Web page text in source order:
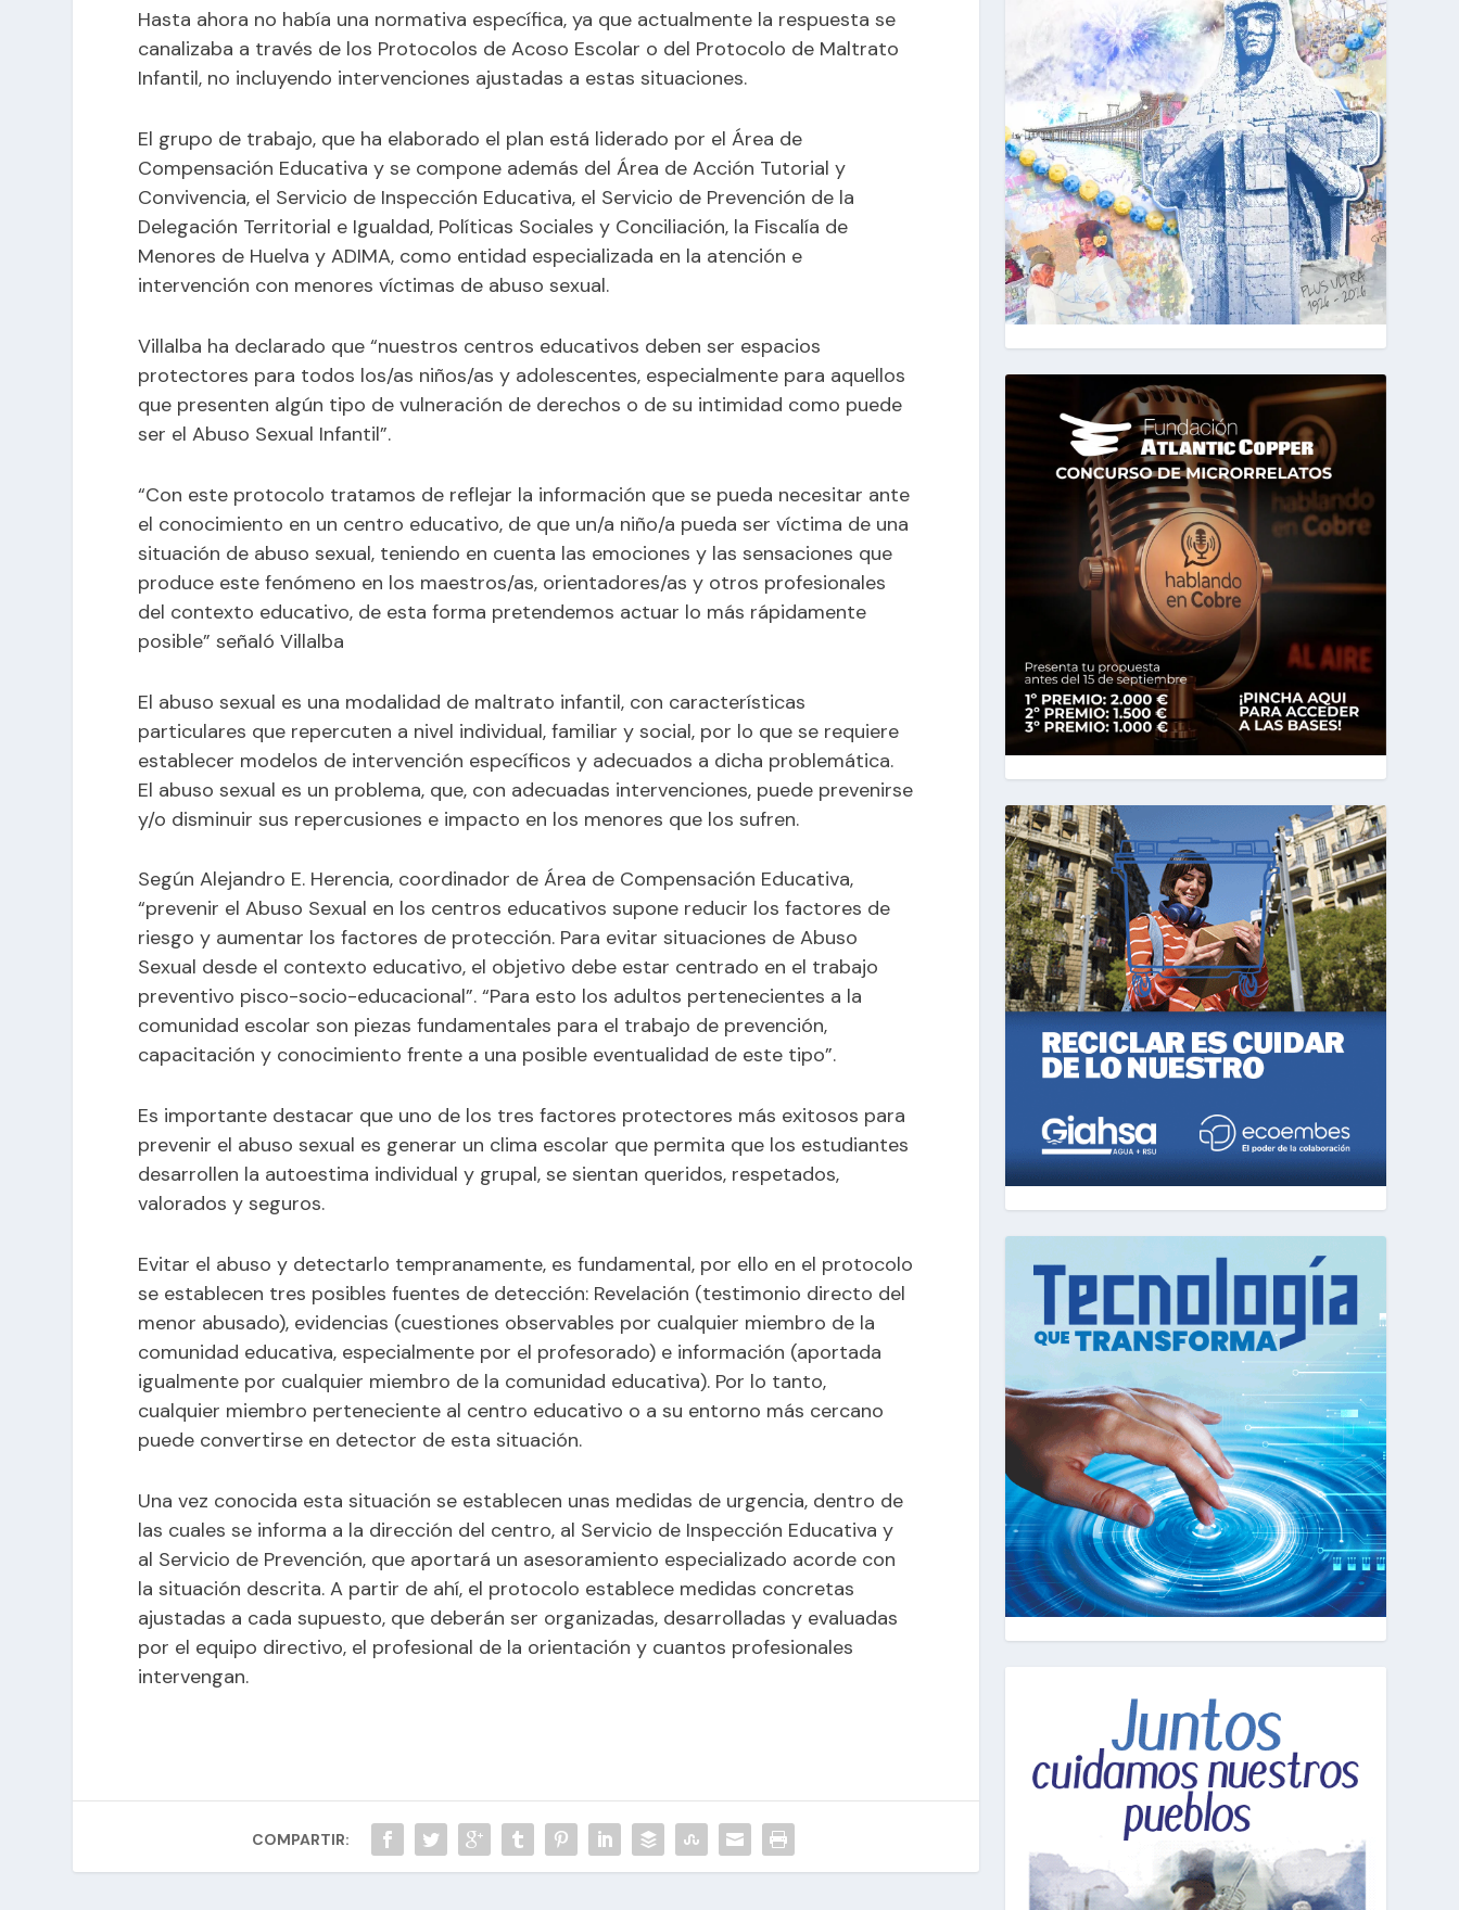
Hasta ahora no había una normativa específica, ya que actualmente la respuesta se
canalizaba a través de los Protocolos de Acoso Escolar o del Protocolo de Maltrato
Infantil, no incluyendo intervenciones ajustadas a estas situaciones.
El grupo de trabajo, que ha elaborado el plan está liderado por el Área de
Compensación Educativa y se compone además del Área de Acción Tutorial y
Convivencia, el Servicio de Inspección Educativa, el Servicio de Prevención de la
Delegación Territorial e Igualdad, Políticas Sociales y Conciliación, la Fiscalía de
Menores de Huelva y ADIMA, como entidad especializada en la atención e
intervención con menores víctimas de abuso sexual.
Villalba ha declarado que “nuestros centros educativos deben ser espacios
protectores para todos los/as niños/as y adolescentes, especialmente para aquellos
que presenten algún tipo de vulneración de derechos o de su intimidad como puede
ser el Abuso Sexual Infantil”.
“Con este protocolo tratamos de reflejar la información que se pueda necesitar ante
el conocimiento en un centro educativo, de que un/a niño/a pueda ser víctima de una
situación de abuso sexual, teniendo en cuenta las emociones y las sensaciones que
produce este fenómeno en los maestros/as, orientadores/as y otros profesionales
del contexto educativo, de esta forma pretendemos actuar lo más rápidamente
posible” señaló Villalba
El abuso sexual es una modalidad de maltrato infantil, con características
particulares que repercuten a nivel individual, familiar y social, por lo que se requiere
establecer modelos de intervención específicos y adecuados a dicha problemática.
El abuso sexual es un problema, que, con adecuadas intervenciones, puede prevenirse
y/o disminuir sus repercusiones e impacto en los menores que los sufren.
Según Alejandro E. Herencia, coordinador de Área de Compensación Educativa,
“prevenir el Abuso Sexual en los centros educativos supone reducir los factores de
riesgo y aumentar los factores de protección. Para evitar situaciones de Abuso
Sexual desde el contexto educativo, el objetivo debe estar centrado en el trabajo
preventivo pisco-socio-educacional”. “Para esto los adultos pertenecientes a la
comunidad escolar son piezas fundamentales para el trabajo de prevención,
capacitación y conocimiento frente a una posible eventualidad de este tipo”.
Es importante destacar que uno de los tres factores protectores más exitosos para
prevenir el abuso sexual es generar un clima escolar que permita que los estudiantes
desarrollen la autoestima individual y grupal, se sientan queridos, respetados,
valorados y seguros.
Evitar el abuso y detectarlo tempranamente, es fundamental, por ello en el protocolo
se establecen tres posibles fuentes de detección: Revelación (testimonio directo del
menor abusado), evidencias (cuestiones observables por cualquier miembro de la
comunidad educativa, especialmente por el profesorado) e información (aportada
igualmente por cualquier miembro de la comunidad educativa). Por lo tanto,
cualquier miembro perteneciente al centro educativo o a su entorno más cercano
puede convertirse en detector de esta situación.
Una vez conocida esta situación se establecen unas medidas de urgencia, dentro de
las cuales se informa a la dirección del centro, al Servicio de Inspección Educativa y
al Servicio de Prevención, que aportará un asesoramiento especializado acorde con
la situación descrita. A partir de ahí, el protocolo establece medidas concretas
ajustadas a cada supuesto, que deberán ser organizadas, desarrolladas y evaluadas
por el equipo directivo, el profesional de la orientación y cuantos profesionales
intervengan.
COMPARTIR: